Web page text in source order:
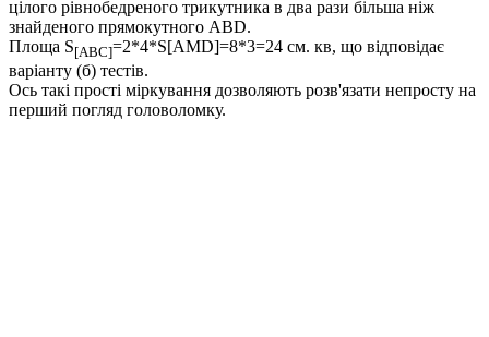
цілого рівнобедреного трикутника в два рази більша ніж
знайденого прямокутного ABD.
Площа S[ABC]=2*4*S[AMD]=8*3=24 см. кв, що відповідає
варіанту (б) тестів.
Ось такі прості міркування дозволяють розв'язати непросту на
перший погляд головоломку.